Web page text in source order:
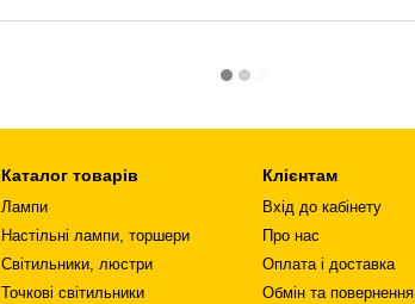
Каталог товарів
Лампи
Настільні лампи, торшери
Світильники, люстри
Точкові світильники
Клієнтам
Вхід до кабінету
Про нас
Оплата і доставка
Обмін та повернення